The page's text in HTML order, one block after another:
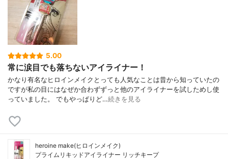
5.00
常に涙目でも落ちないアイライナー！
かなり有名なヒロインメイクとっても人気なことは昔から知っていたの
ですが私の目にはなぜか合わずずっと他のアイライナーを試しためし使
っていました。 でもやっぱりど…続きを見る
heroine make(ヒロインメイク)
プライムリキッドアイライナー リッチキープ